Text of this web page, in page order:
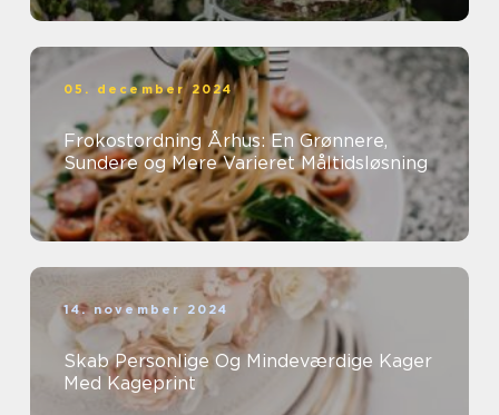
05. december 2024
Frokostordning Århus: En Grønnere,
Sundere og Mere Varieret Måltidsløsning
14. november 2024
Skab Personlige Og Mindeværdige Kager
Med Kageprint